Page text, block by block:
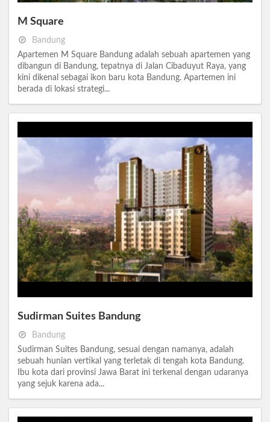
M Square
Bandung
Apartemen M Square Bandung adalah sebuah apartemen yang
dibangun di Bandung, tepatnya di Jalan Cibaduyut Raya, yang
kini dikenal sebagai ikon baru kota Bandung. Apartemen ini
berada di lokasi strategi...
Sudirman Suites Bandung
Bandung
Sudirman Suites Bandung, sesuai dengan namanya, adalah
sebuah hunian vertikal yang terletak di tengah kota Bandung.
Ibu kota dari provinsi Jawa Barat ini terkenal dengan udaranya
yang sejuk karena ada...